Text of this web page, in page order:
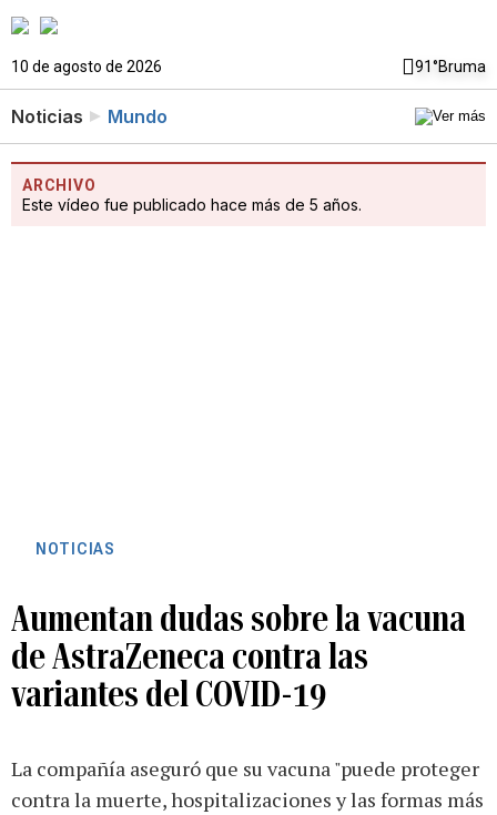
10 de agosto de 2026 91°Bruma
Noticias Mundo
ARCHIVO
Este vídeo fue publicado hace más de 5 años.
NOTICIAS
Aumentan dudas sobre la vacuna
de AstraZeneca contra las
variantes del COVID-19
La compañía aseguró que su vacuna "puede proteger
contra la muerte, hospitalizaciones y las formas más